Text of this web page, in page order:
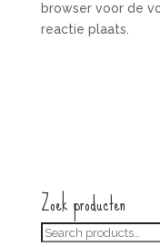
browser voor de
reactie plaats.
Zoek producten
Zoeken